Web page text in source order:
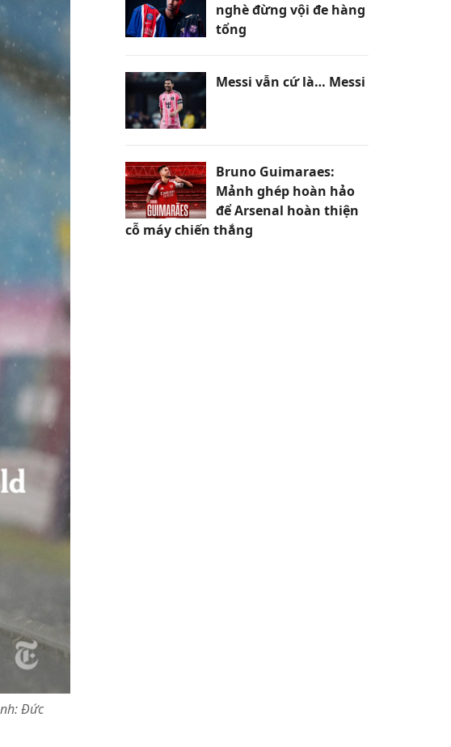
Đức
nghè đừng vội đe hàng
tổng
Messi vẫn cứ là… Messi
Bruno Guimaraes:
Mảnh ghép hoàn hảo
để Arsenal hoàn thiện
cỗ máy chiến thắng